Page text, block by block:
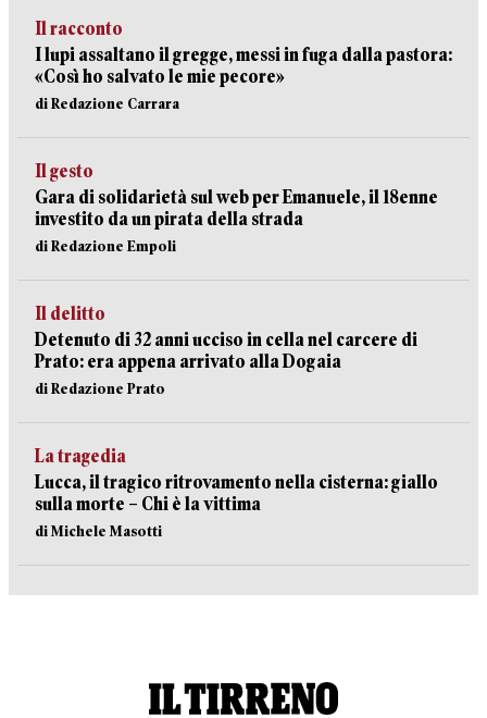
Il racconto
I lupi assaltano il gregge, messi in fuga dalla pastora:
«Così ho salvato le mie pecore»
di Redazione Carrara
Il gesto
Gara di solidarietà sul web per Emanuele, il 18enne
investito da un pirata della strada
di Redazione Empoli
Il delitto
Detenuto di 32 anni ucciso in cella nel carcere di
Prato: era appena arrivato alla Dogaia
di Redazione Prato
La tragedia
Lucca, il tragico ritrovamento nella cisterna: giallo
sulla morte – Chi è la vittima
di Michele Masotti